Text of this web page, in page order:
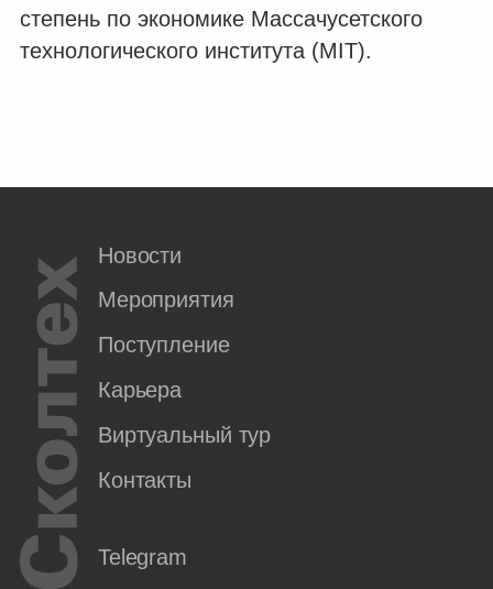
степень по экономике Массачусетского
технологического института (MIT).
Новости
Мероприятия
Поступление
Карьера
Виртуальный тур
Контакты
Telegram